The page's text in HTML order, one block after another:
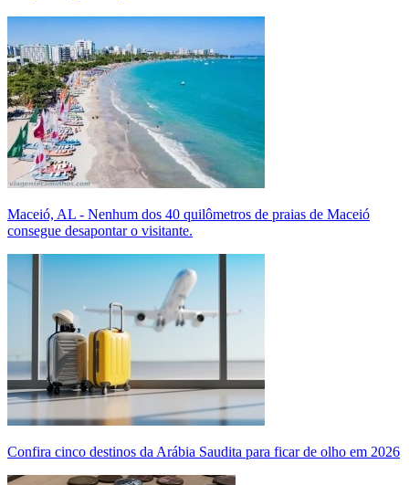
Maceió, AL - Nenhum dos 40 quilômetros de praias de Maceió
consegue desapontar o visitante.
Confira cinco destinos da Arábia Saudita para ficar de olho em 2026